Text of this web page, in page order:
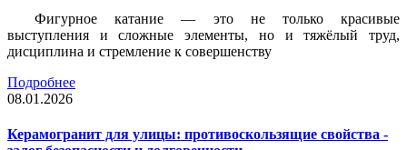
Фигурное катание — это не только красивые
выступления и сложные элементы, но и тяжёлый труд,
дисциплина и стремление к совершенству
Подробнее
08.01.2026
Керамогранит для улицы: противоскользящие свойства -